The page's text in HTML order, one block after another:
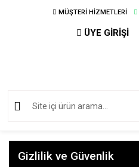
MÜŞTERİ HİZMETLERİ
ÜYE GİRİŞİ
Gizlilik ve Güvenlik